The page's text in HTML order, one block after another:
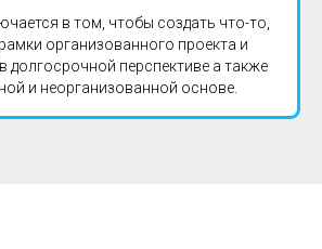
в том, чтобы создать что-то,
организованного проекта и
долгосрочной перспективе а также
и неорганизованной основе.